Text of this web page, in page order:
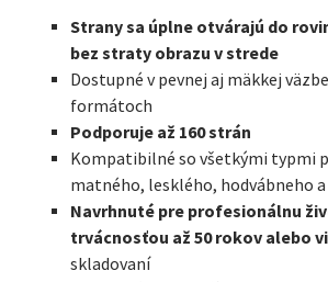
Strany sa úplne otvárajú do
bez straty obrazu v strede
Dostupné v pevnej aj mäkkej
formátoch
Podporuje až 160 strán
Kompatibilné so všetkými typmi
matného, lesklého, hodvábneho
Navrhnuté pre profesionálnu
trvácnosťou až 50 rokov alebo
skladovaní